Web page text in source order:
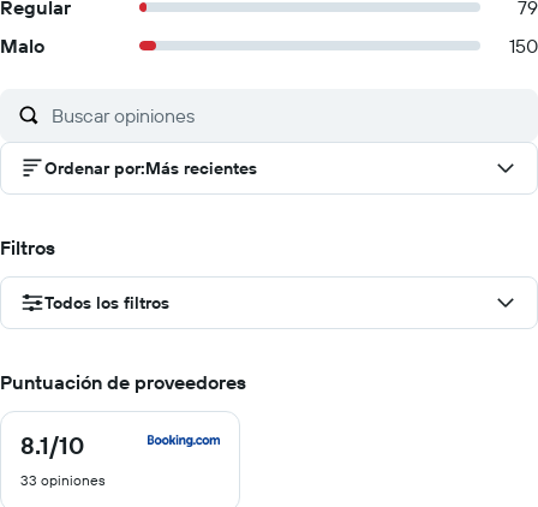
Regular
79
Malo
150
Ordenar por:Más recientes
Filtros
Todos los filtros
Puntuación de proveedores
8.1/10
8.1
10
33 opiniones